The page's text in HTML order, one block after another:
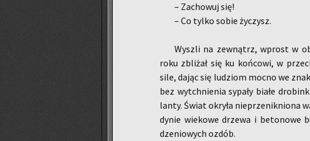
– Za­cho­wuj się!
– Co tylko sobie ży­czysz.
Wy­szli na ze­wnątrz, wprost w
roku zbli­żał się ku koń­co­wi, w
sile, dając się lu­dziom mocno we
bez wy­tchnie­nia sy­pa­ły białe
lan­ty. Świat okry­ła nie­prze­nik­nio­na
dy­nie wie­ko­we drze­wa i be­to­no­we
dze­nio­wych ozdób.